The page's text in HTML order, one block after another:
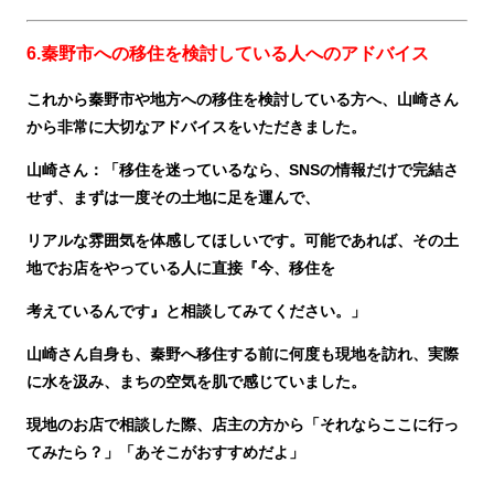
6.秦野市への移住を検討している人へのアドバイス
これから秦野市や地方への移住を検討している方へ、山崎さん
から非常に大切なアドバイスをいただきました。
山崎さん：「移住を迷っているなら、SNSの情報だけで完結さ
せず、まずは一度その土地に足を運んで、
リアルな雰囲気を体感してほしいです。可能であれば、その土
地でお店をやっている人に直接『今、移住を
考えているんです』 と相談してみてください。」
山崎さん自身も、秦野へ移住する前に何度も現地を訪れ、実際
に水を汲み、まちの空気を肌で感じていました。
現地のお店で相談した際、店主の方から「それならここに行っ
てみたら？」「あそこがおすすめだよ」